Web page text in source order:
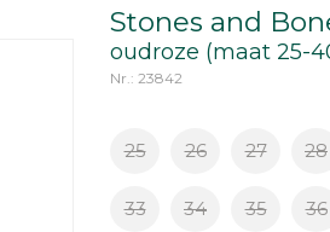
Stones and
oudroze (maat 25-
Nr.: 23842
25 26 27 28
33 34 35 36